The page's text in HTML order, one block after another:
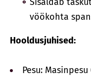
vöökohta
Hooldusjuhised:
Pesu: